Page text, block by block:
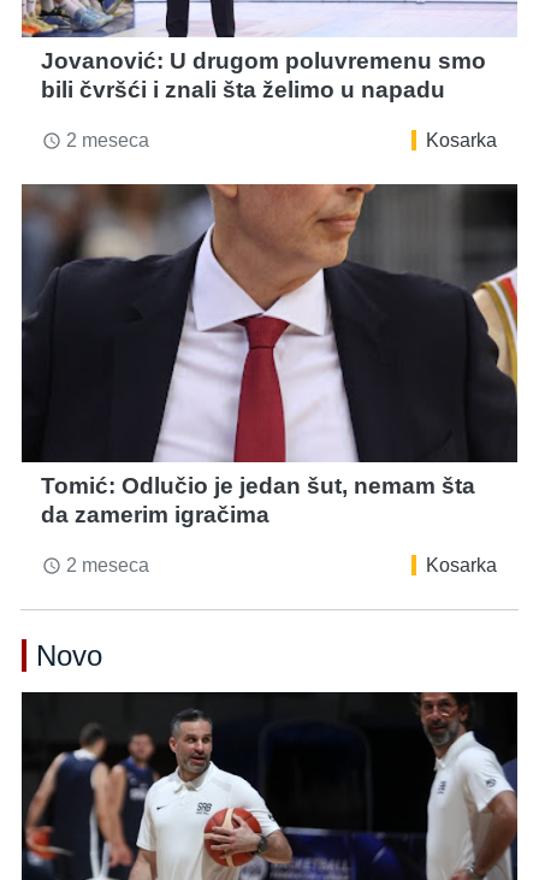
Jovanović: U drugom poluvremenu smo
bili čvršći i znali šta želimo u napadu
access_time 2 meseca Kosarka
Tomić: Odlučio je jedan šut, nemam šta
da zamerim igračima
access_time 2 meseca Kosarka
Novo